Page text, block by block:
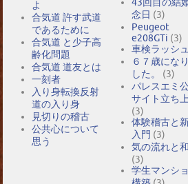
よ
合気道 許す武道
であるために
合気道 と少子高
齢化問題
合気道 道友とは
一刻者
入り身転換反射
道の入り身
見切りの稽古
公共心について
思う
念日 (3)
Peugeot
e208GTi (3)
車検ラッシュ
６７歳にな
した。
(3)
パレスエミ
サイト立ち
(3)
体験稽古と
入門 (3)
気の流れと
(3)
学生マンシ